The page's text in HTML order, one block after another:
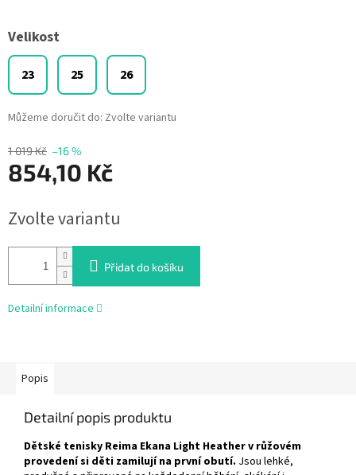
1 019 Kč –16 %
854,10 Kč
cena:
Zvolte variantu
Velikost
23 25 26
Můžeme doručit do: Zvolte variantu
Přidat do košíku
Detailní informace
Popis
Detailní popis produktu
Dětské tenisky Reima Ekana Light Heather v růžovém
provedenísi děti zamilují na první obutí. Jsou lehké,